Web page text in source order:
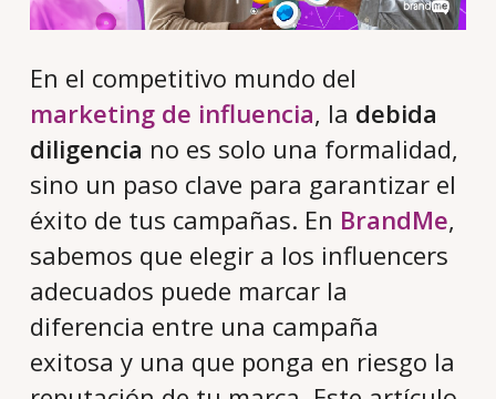
En el competitivo mundo del
marketing de influencia, la debida
diligencia no es solo una formalidad,
sino un paso clave para garantizar el
éxito de tus campañas. En BrandMe,
sabemos que elegir a los influencers
adecuados puede marcar la
diferencia entre una campaña
exitosa y una que ponga en riesgo la